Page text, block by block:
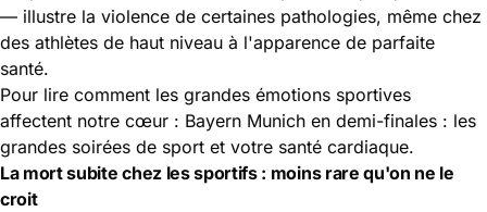
— illustre la violence de certaines pathologies, même chez
des athlètes de haut niveau à l'apparence de parfaite
santé.
Pour lire comment les grandes émotions sportives
affectent notre cœur : Bayern Munich en demi-finales : les
grandes soirées de sport et votre santé cardiaque.
La mort subite chez les sportifs : moins rare qu'on ne le
croit